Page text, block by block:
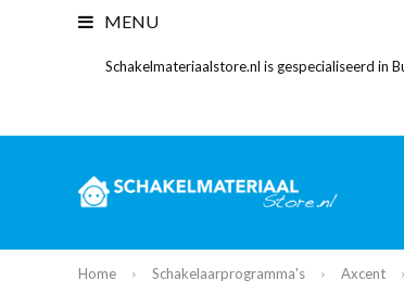
MENU
Schakelmateriaalstore.nl is gespecialiseerd in
Home Schakelaarprogramma's Axcent